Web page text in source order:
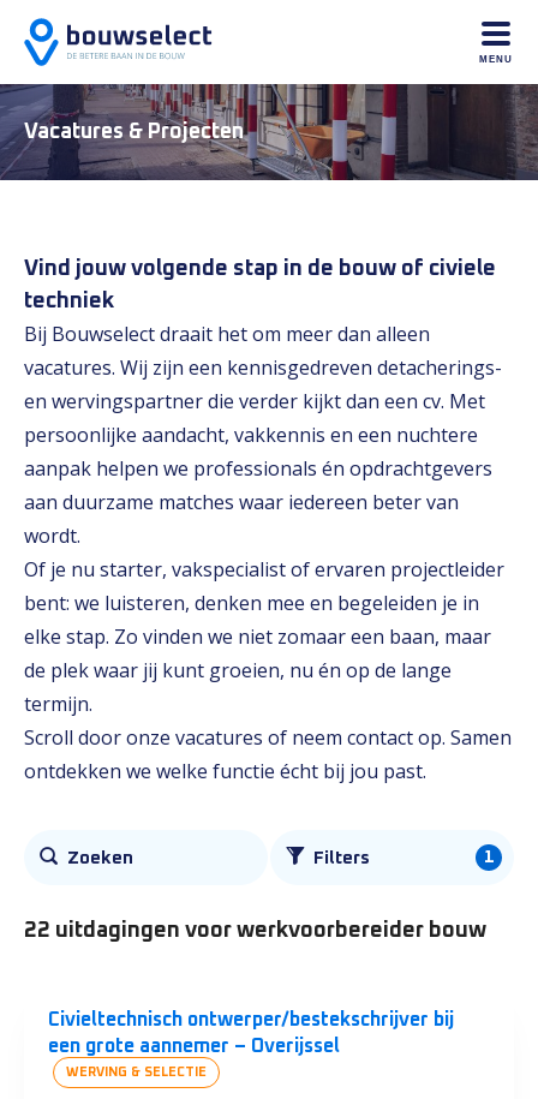
MENU
Vacatures & Projecten
Vind jouw volgende stap in de bouw of civiele
techniek
Bij Bouwselect draait het om meer dan alleen
vacatures. Wij zijn een kennisgedreven detacherings-
en wervingspartner die verder kijkt dan een cv. Met
persoonlijke aandacht, vakkennis en een nuchtere
aanpak helpen we professionals én opdrachtgevers
aan duurzame matches waar iedereen beter van
wordt.
Of je nu starter, vakspecialist of ervaren projectleider
bent: we luisteren, denken mee en begeleiden je in
elke stap. Zo vinden we niet zomaar een baan, maar
de plek waar jij kunt groeien, nu én op de lange
termijn.
Scroll door onze vacatures of neem contact op. Samen
ontdekken we welke functie écht bij jou past.
Alle
22 uitdagingen voor werkvoorbereider bouw
Zoeken Filters 1
Civieltechnisch ontwerper/bestekschrijver bij
een grote aannemer – Overijssel
WERVING & SELECTIE